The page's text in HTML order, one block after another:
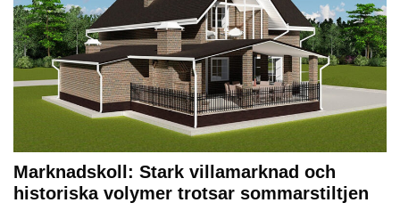
Marknadskoll: Stark villamarknad och
historiska volymer trotsar sommarstiltjen